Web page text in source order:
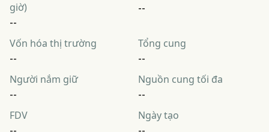
giờ)
--
--
Vốn hóa thị trường
--
Tổng cung
--
Người nắm giữ
--
Nguồn cung tối đa
--
FDV Ngày tạo